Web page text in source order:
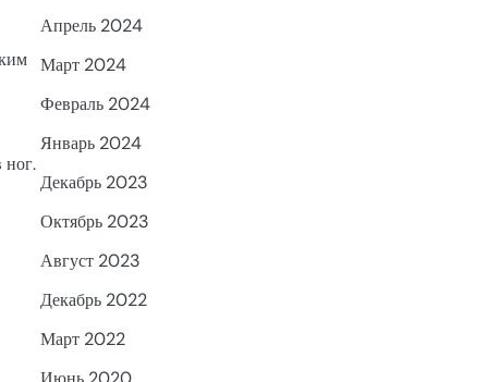
ног.
Апрель 2024
Март 2024
Февраль 2024
Январь 2024
Декабрь 2023
Октябрь 2023
Август 2023
Декабрь 2022
Март 2022